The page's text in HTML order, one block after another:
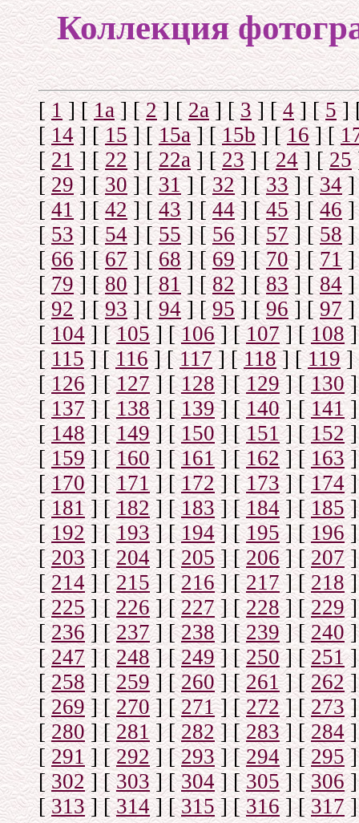
Коллекция
[1] [1а] [2] [2а] [3] [4] [5]
[14] [15] [15a] [15b] [16] [
[21] [22 ] [22a] [23] [24] [25
[29] [30] [31] [32] [33] [34]
[41] [42] [43] [44] [45] [46]
[53] [54] [55] [56] [57] [58]
[66] [67] [68] [69] [70] [71]
[79] [80] [81] [82] [83] [84]
[92] [93] [94] [95] [96] [97]
[104] [105] [106] [107] [108]
[115] [116] [117] [118] [119]
[126] [127] [128] [129] [130]
[137] [138] [139] [140] [141]
[148] [149] [150] [151] [152]
[159] [160] [161] [162] [ 163]
[170] [171] [172] [173] [174]
[181] [182] [183] [184] [185]
[192] [193] [194] [195] [196]
[203] [204] [205] [206] [207]
[214] [215] [216] [217] [ 218]
[225] [226] [227] [228] [229]
[236] [237] [238] [239] [240]
[247] [248] [249] [250] [251]
[258] [259] [260] [261] [262]
[269] [270] [271] [272] [273]
[280] [281] [282] [283] [284]
[291] [292] [293] [294] [ 295]
[302] [303] [304] [305] [306]
[313] [314] [315] [316] [317]